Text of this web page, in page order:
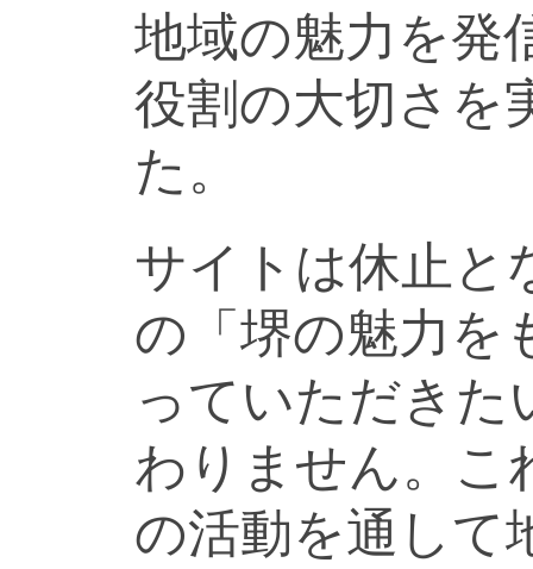
地域の魅力を発
役割の大切さを
た。
サイトは休止と
の「堺の魅力を
っていただきた
わりません。こ
の活動を通して